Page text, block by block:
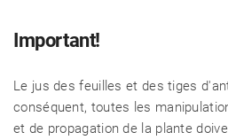
Important!
Le jus des feuilles et des tiges
conséquent, toutes les
et de propagation de la plante